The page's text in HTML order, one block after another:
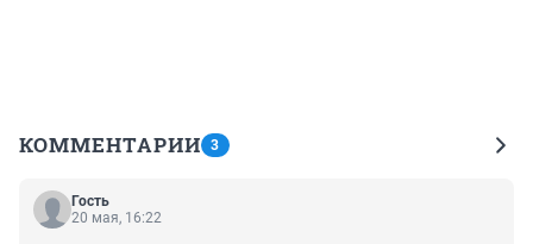
КОММЕНТАРИИ 3
Гость
20 мая, 16:22